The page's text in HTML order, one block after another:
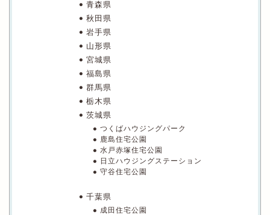
青森県
秋田県
岩手県
山形県
宮城県
福島県
群馬県
栃木県
茨城県
つくばハウジングパーク
鹿島住宅公園
水戸赤塚住宅公園
日立ハウジングステーション
守谷住宅公園
千葉県
成田住宅公園